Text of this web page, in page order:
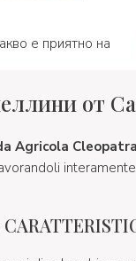
е приятно на
от
Agricola Cleopatra